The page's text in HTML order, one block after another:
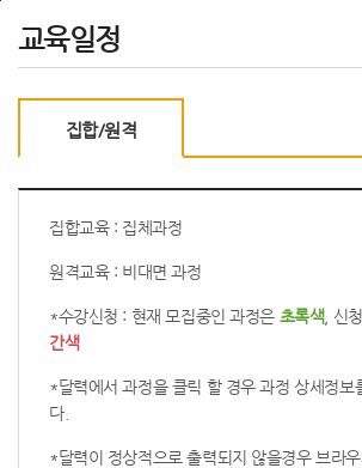
교육일정
집합/원격
집합교육 : 집체과정
원격교육 : 비대면 과정
*수강신청 : 현재 모집중인 과정은 초록색, 신
간색
*달력에서 과정을 클릭 할 경우 과정 상세정보
다.
*달력이 정상적으로 출력되지 않을경우 브라